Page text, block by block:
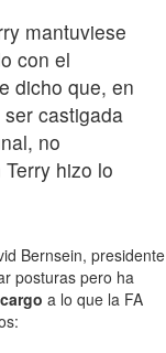
mantuviese
con el
dicho que, en
castigada
no
hizo lo
Bernsein, presidente
posturas pero ha
a lo que la FA